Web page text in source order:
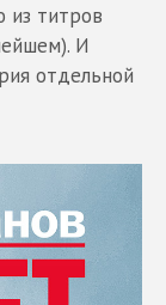
из титров
И
отдельной